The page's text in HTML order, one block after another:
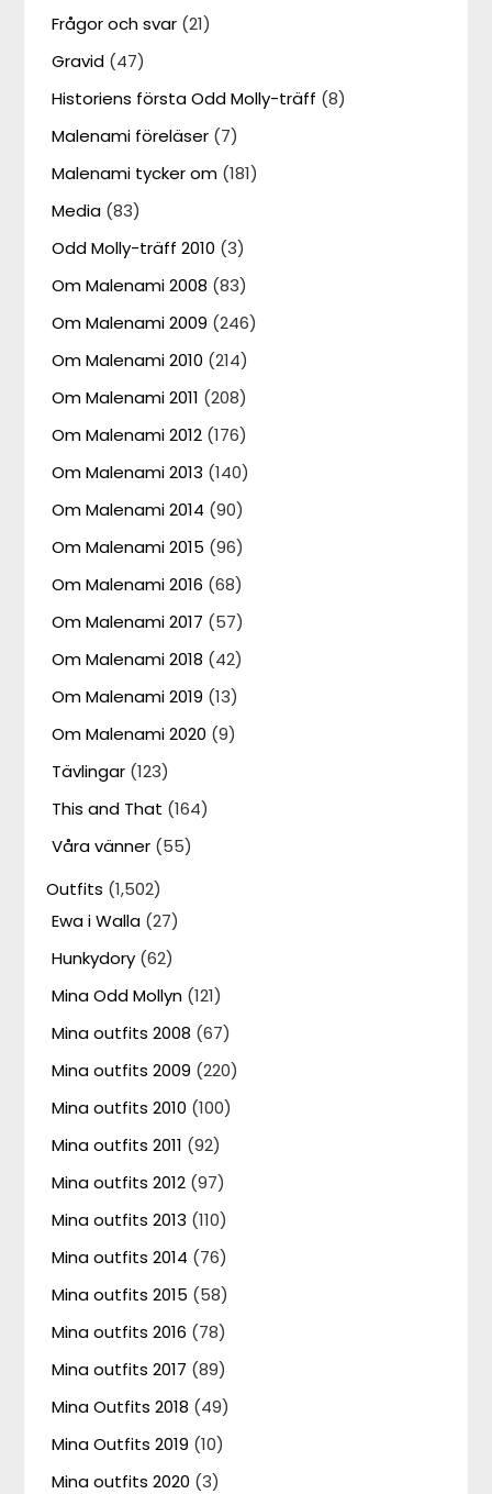
Frågor och svar (21)
Gravid (47)
Historiens första Odd Molly-träff (8)
Malenami föreläser (7)
Malenami tycker om (181)
Media (83)
Odd Molly-träff 2010 (3)
Om Malenami 2008 (83)
Om Malenami 2009 (246)
Om Malenami 2010 (214)
Om Malenami 2011 (208)
Om Malenami 2012 (176)
Om Malenami 2013 (140)
Om Malenami 2014 (90)
Om Malenami 2015 (96)
Om Malenami 2016 (68)
Om Malenami 2017 (57)
Om Malenami 2018 (42)
Om Malenami 2019 (13)
Om Malenami 2020 (9)
Tävlingar (123)
This and That (164)
Våra vänner (55)
Outfits (1,502)
Ewa i Walla (27)
Hunkydory (62)
Mina Odd Mollyn (121)
Mina outfits 2008 (67)
Mina outfits 2009 (220)
Mina outfits 2010 (100)
Mina outfits 2011 (92)
Mina outfits 2012 (97)
Mina outfits 2013 (110)
Mina outfits 2014 (76)
Mina outfits 2015 (58)
Mina outfits 2016 (78)
Mina outfits 2017 (89)
Mina Outfits 2018 (49)
Mina Outfits 2019 (10)
Mina outfits 2020 (3)